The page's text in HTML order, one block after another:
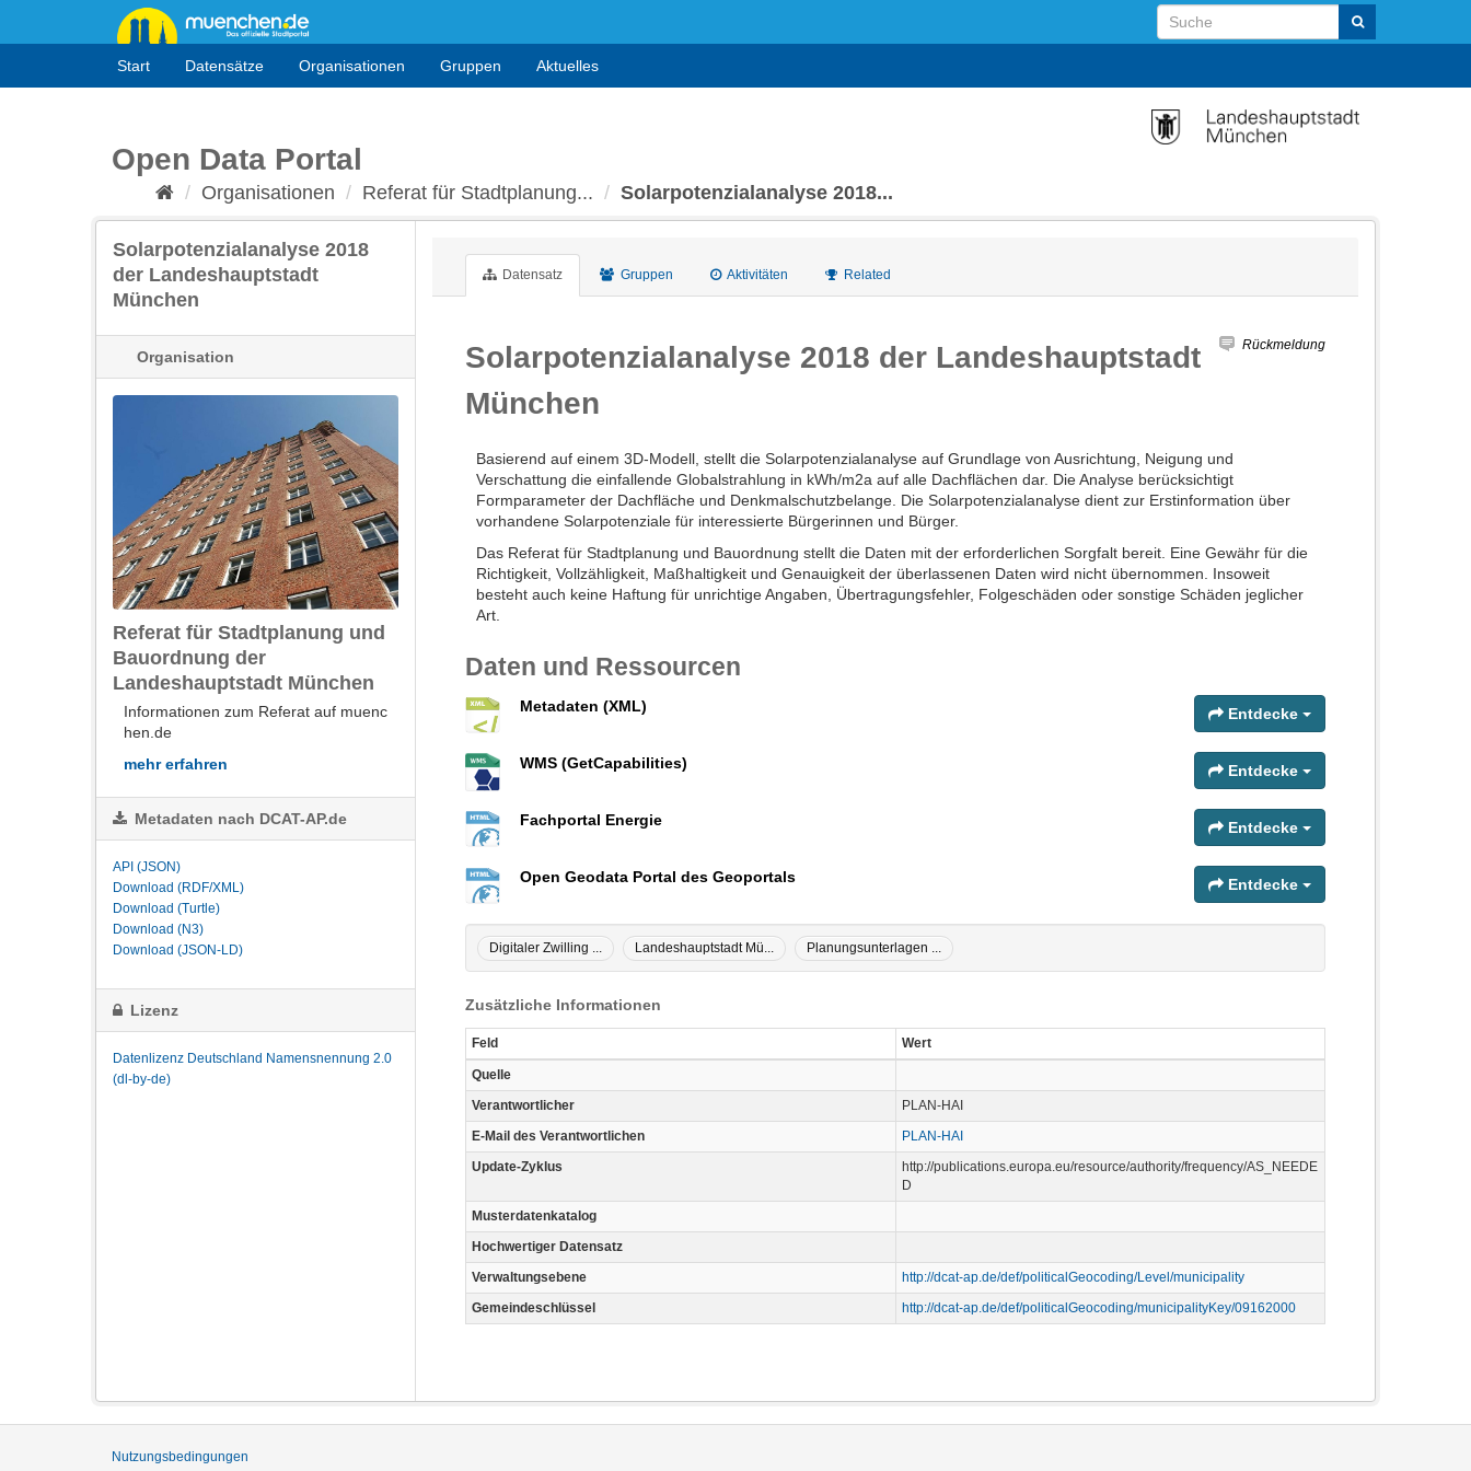
Start Datensätze Organisationen Gruppen Aktuelles
Open Data Portal
Organisationen Referat für Stadtplanung... Solarpotenzialanalyse 2018...
Solarpotenzialanalyse 2018
der Landeshauptstadt
München
Organisation
Referat für Stadtplanung und
Bauordnung der
Landeshauptstadt München
Informationen zum Referat auf muenc
hen.de
mehr erfahren
Metadaten nach DCAT-AP.de
API (JSON)
Download (RDF/XML)
Download (Turtle)
Download (N3)
Download (JSON-LD)
Lizenz
Datenlizenz Deutschland Namensnennung 2.0
(dl-by-de)
Datensatz Gruppen Aktivitäten Related
Rückmeldung
Solarpotenzialanalyse 2018 der Landeshauptstadt
München
Basierend auf einem 3D-Modell, stellt die Solarpotenzialanalyse auf Grundlage von Ausrichtung, Neigung und
Verschattung die einfallende Globalstrahlung in kWh/m2a auf alle Dachflächen dar. Die Analyse berücksichtigt
Formparameter der Dachfläche und Denkmalschutzbelange. Die Solarpotenzialanalyse dient zur Erstinformation über
vorhandene Solarpotenziale für interessierte Bürgerinnen und Bürger.
Das Referat für Stadtplanung und Bauordnung stellt die Daten mit der erforderlichen Sorgfalt bereit. Eine Gewähr für die
Richtigkeit, Vollzähligkeit, Maßhaltigkeit und Genauigkeit der überlassenen Daten wird nicht übernommen. Insoweit
besteht auch keine Haftung für unrichtige Angaben, Übertragungsfehler, Folgeschäden oder sonstige Schäden jeglicher
Art.
Daten und Ressourcen
Metadaten (XML) Entdecke
WMS (GetCapabilities) Entdecke
Fachportal Energie Entdecke
Open Geodata Portal des Geoportals Entdecke
Digitaler Zwilling ... Landeshauptstadt Mü... Planungsunterlagen ...
Zusätzliche Informationen
Feld Wert
Quelle
Verantwortlicher
PLAN-HAI
E-Mail des Verantwortlichen
PLAN-HAI
Update-Zyklus
http://publications.europa.eu/resource/authority/frequency/AS_NEEDE
D
Musterdatenkatalog
Hochwertiger Datensatz
Verwaltungsebene
http://dcat-ap.de/def/politicalGeocoding/Level/municipality
Gemeindeschlüssel
http://dcat-ap.de/def/politicalGeocoding/municipalityKey/09162000
Nutzungsbedingungen